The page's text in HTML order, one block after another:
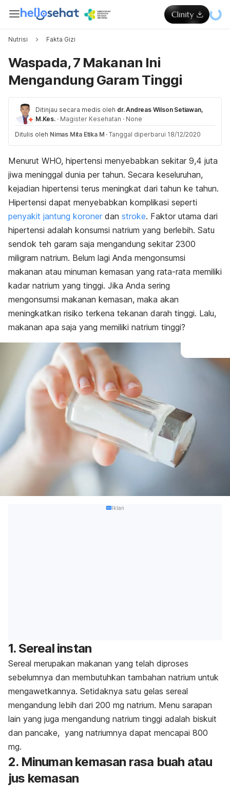
Nutrisi Fakta Gizi
Waspada, 7 Makanan Ini
Mengandung Garam Tinggi
Ditinjau secara medis oleh dr. Andreas Wilson Setiawan,
M.Kes. · Magister Kesehatan · None
Ditulis oleh Nimas Mita Etika M · Tanggal diperbarui 18/12/2020
Menurut WHO, hipertensi menyebabkan sekitar 9,4 juta
jiwa meninggal dunia per tahun. Secara keseluruhan,
kejadian hipertensi terus meningkat dari tahun ke tahun.
Hipertensi dapat menyebabkan komplikasi seperti
penyakit jantung koroner dan stroke. Faktor utama dari
hipertensi adalah konsumsi natrium yang berlebih. Satu
sendok teh garam saja mengandung sekitar 2300
miligram natrium. Belum lagi Anda mengonsumsi
makanan atau minuman kemasan yang rata-rata memiliki
kadar natrium yang tinggi. Jika Anda sering
mengonsumsi makanan kemasan, maka akan
meningkatkan risiko terkena tekanan darah tinggi. Lalu,
makanan apa saja yang memiliki natrium tinggi?
Iklan
1. Sereal instan
Sereal merupakan makanan yang telah diproses
sebelumnya dan membutuhkan tambahan natrium untuk
mengawetkannya. Setidaknya satu gelas sereal
mengandung lebih dari 200 mg natrium. Menu sarapan
lain yang juga mengandung natrium tinggi adalah biskuit
dan pancake, yang natriumnya dapat mencapai 800
mg.
2. Minuman kemasan rasa buah atau
jus kemasan